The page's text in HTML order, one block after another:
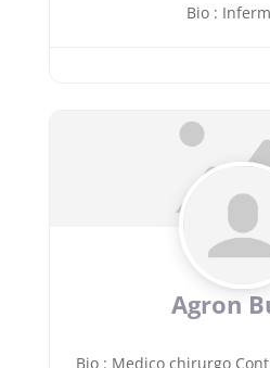
Bio :
Agron
Bio : Medico chirurgo